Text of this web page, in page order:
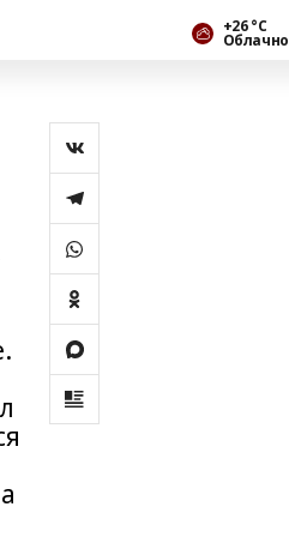
+26 °С
Облачно